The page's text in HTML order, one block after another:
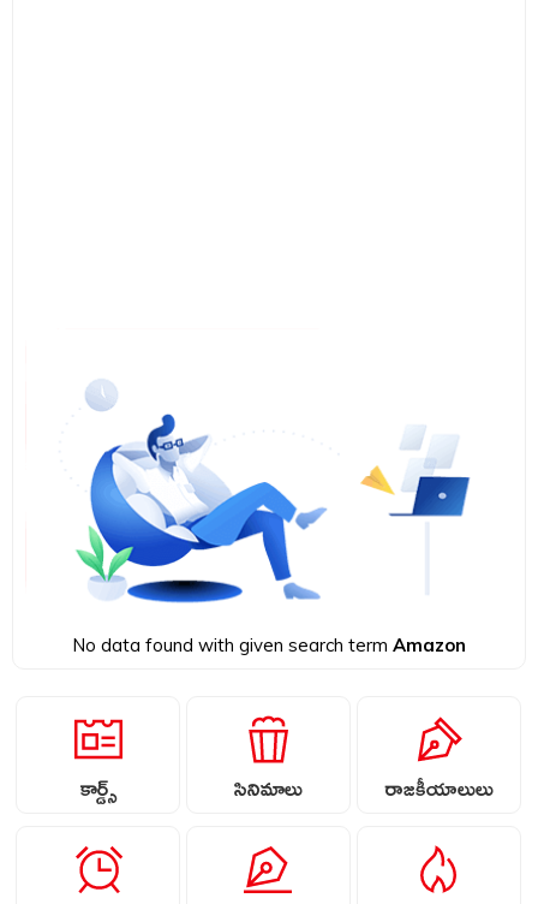
No data found with given search term Amazon
కార్డ్స్ సినిమాలు రాజకీయాలులు